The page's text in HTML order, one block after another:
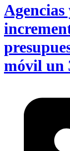
móvil un